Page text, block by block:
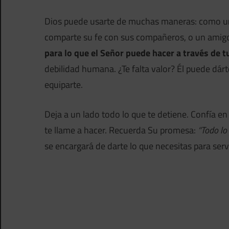
Dios puede usarte de muchas maneras: como
comparte su fe con sus compañeros, o un
para lo que el Señor puede hacer a través de
debilidad humana. ¿Te falta valor? Él puede
equiparte.
Deja a un lado todo lo que te detiene. Confía
te llame a hacer. Recuerda Su promesa: “Todo
se encargará de darte lo que necesitas para